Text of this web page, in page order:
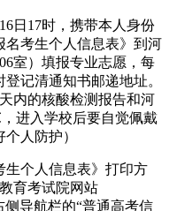
日17时，携带本人身份
名考生个人信息表》到河
室）填报专业志愿，每
记清通知书邮递地址。
内的核酸检测报告和河
进入学校后要自觉佩戴
人防护）
生个人信息表》打印方
育考试院网站
侧导航栏的“普通高考信